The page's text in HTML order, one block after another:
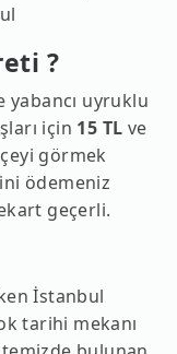
?
yabancı uyruklu
için 15 TL ve
görmek
ödemeniz
geçerli.
İstanbul
tarihi mekanı